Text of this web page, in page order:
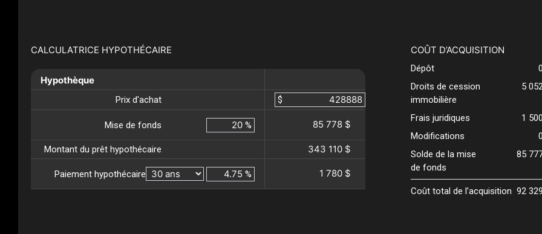
CALCULATRICE HYPOTHÉCAIRE
Hypothèque
Prix d'achat $
Mise de fonds % 85 778 $
Montant du prêt hypothécaire 343 110 $
Paiement hypothécaire % 1 780 $
COÛT D’ACQUISITION
Dépôt
Droits de cession
immobilière
5
Frais juridiques
1
Modifications
Solde de la mise
de fonds
85
Coût total de l’acquisition 92